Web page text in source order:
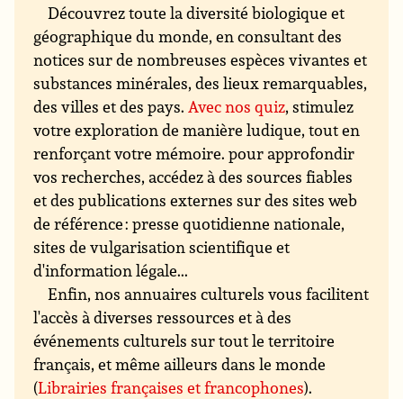
Découvrez toute la diversité biologique et
géographique du monde, en consultant des
notices sur de nombreuses espèces vivantes et
substances minérales, des lieux remarquables,
des villes et des pays.Avec nos quiz, stimulez
votre exploration de manière ludique, tout en
renforçant votre mémoire. pour approfondir
vos recherches, accédez à des sources fiables
et des publications externes sur des sites web
de référence : presse quotidienne nationale,
sites de vulgarisation scientifique et
d'information légale...
Enfin, nos annuaires culturels vous facilitent
l'accès à diverses ressources et à des
événements culturels sur tout le territoire
français, et même ailleurs dans le monde
(Librairies françaises et francophones).